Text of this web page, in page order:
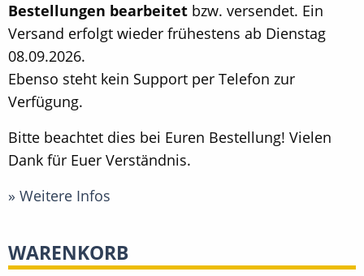
Bestellungen bearbeitet bzw. versendet. Ein
Versand erfolgt wieder frühestens ab Dienstag
08.09.2026.
Ebenso steht kein Support per Telefon zur
Verfügung.
Bitte beachtet dies bei Euren Bestellung! Vielen
Dank für Euer Verständnis.
» Weitere Infos
WARENKORB